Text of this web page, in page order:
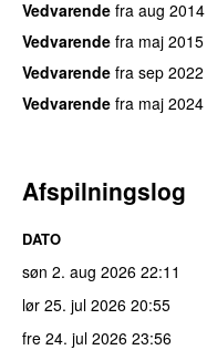
Vedvarende fra aug 2014
Vedvarende fra maj 2015
Vedvarende fra sep 2022
Vedvarende fra maj 2024
Afspilningslog
DATO
søn 2. aug 2026 22:11
lør 25. jul 2026 20:55
fre 24. jul 2026 23:56